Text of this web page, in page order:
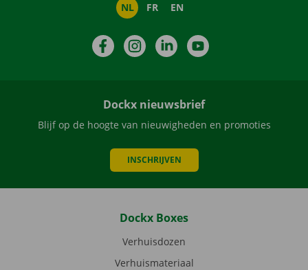
NL FR EN
FacebookInstagramLinkedIn
Dockx nieuwsbrief
Blijf op de hoogte van nieuwigheden en promoties
INSCHRIJVEN
Dockx Boxes
Verhuisdozen
Verhuismateriaal